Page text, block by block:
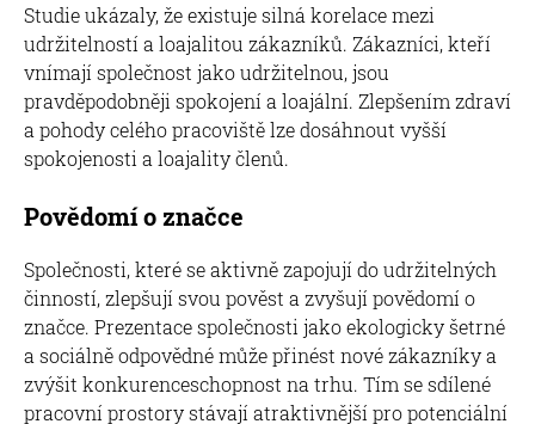
Studie ukázaly, že existuje silná korelace mezi
udržitelností a loajalitou zákazníků. Zákazníci, kteří
vnímají společnost jako udržitelnou, jsou
pravděpodobněji spokojení a loajální. Zlepšením zdraví
a pohody celého pracoviště lze dosáhnout vyšší
spokojenosti a loajality členů.
Povědomí o značce
Společnosti, které se aktivně zapojují do udržitelných
činností, zlepšují svou pověst a zvyšují povědomí o
značce. Prezentace společnosti jako ekologicky šetrné
a sociálně odpovědné může přinést nové zákazníky a
zvýšit konkurenceschopnost na trhu. Tím se sdílené
pracovní prostory stávají atraktivnější pro potenciální